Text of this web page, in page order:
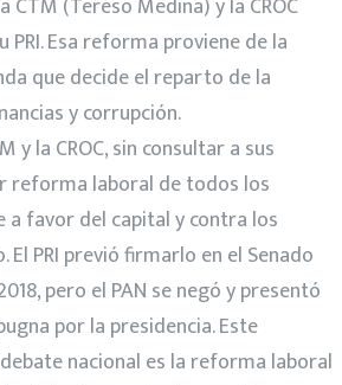
PRI. Esa reforma proviene de la
que decide el reparto de la
y corrupción.
y la CROC, sin consultar a sus
reforma laboral de todos los
favor del capital y contra los
PRI previó firmarlo en el Senado
pero el PAN se negó y presentó
por la presidencia. Este
nacional es la reforma laboral